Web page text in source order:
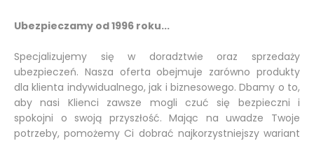
Ubezpieczamy od 1996 roku...
Specjalizujemy się w doradztwie oraz sprzedaży
ubezpieczeń. Nasza oferta obejmuje zarówno produkty
dla klienta indywidualnego, jak i biznesowego. Dbamy o to,
aby nasi Klienci zawsze mogli czuć się bezpieczni i
spokojni o swoją przyszłość. Mając na uwadze Twoje
potrzeby, pomożemy Ci dobrać najkorzystniejszy wariant